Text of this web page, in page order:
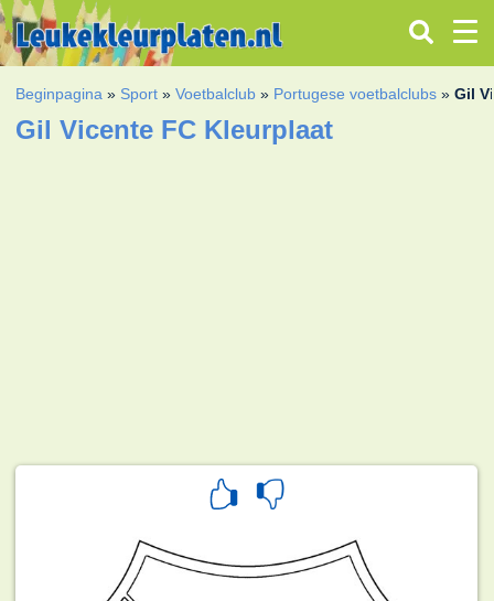
Beginpagina » Sport »Voetbalclub » Portugese voetbalclubs »Gil
Gil Vicente FC Kleurplaat